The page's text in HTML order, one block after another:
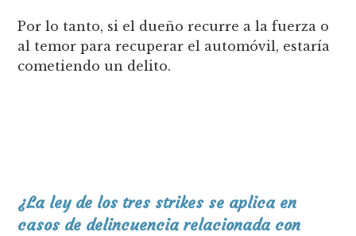
Por lo tanto, si el dueño recurre a la fuerza o
al temor para recuperar el automóvil, estaría
cometiendo un delito.
¿La ley de los tres strikes se aplica en
casos de delincuencia relacionada con